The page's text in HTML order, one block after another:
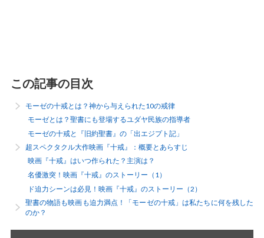
この記事の目次
モーゼの十戒とは？神から与えられた10の戒律
モーゼとは？聖書にも登場するユダヤ民族の指導者
モーゼの十戒と『旧約聖書』の「出エジプト記」
超スペクタクル大作映画『十戒』：概要とあらすじ
映画『十戒』はいつ作られた？主演は？
名優激突！映画『十戒』のストーリー（1）
ド迫力シーンは必見！映画『十戒』のストーリー（2）
聖書の物語も映画も迫力満点！「モーゼの十戒」は私たちに何を残した
のか？